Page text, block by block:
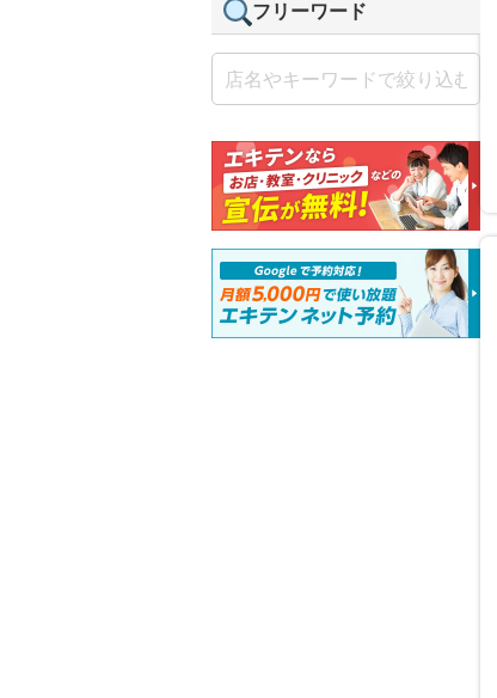
フリーワード